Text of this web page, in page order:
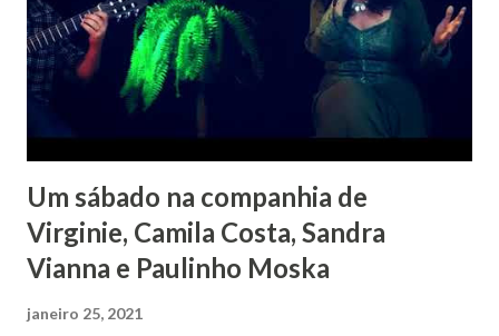
de nuances. Mas Rava a interpretou com uma doçura tão
dela, que me emocionei e como uma tiete comecei a torcer
para que Lulu (que acompanhava a letra inebriado) virasse
sua cadeira. Mas foi Brown que virou. Quando a jovem se
apresentou o cantor a reconheceu:...
Um sábado na companhia de
Virginie, Camila Costa, Sandra
Vianna e Paulinho Moska
janeiro 25, 2021